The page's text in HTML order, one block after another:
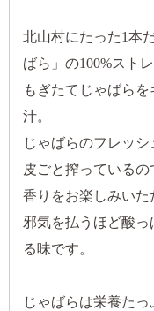
北山村にたった1本
ばら」の100%スト
もぎたてじゃばら
汁。
じゃばらのフレッシ
皮ごと搾っている
香りをお楽しみいた
邪気を払うほど酸
る味です。
じゃばらは栄養た